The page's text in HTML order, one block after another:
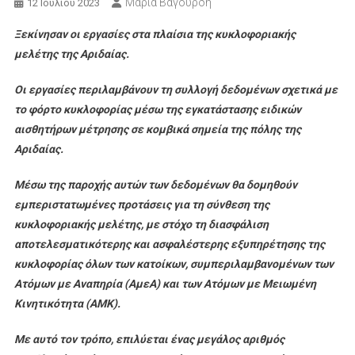
12 Ιουλίου 2023
Ξεκίνησαν οι εργασίες στα πλαίσια της κυκλοφοριακής
μελέτης της Αριδαίας.
Οι εργασίες περιλαμβάνουν τη συλλογή δεδομένων σχετικά με
το φόρτο κυκλοφορίας μέσω της εγκατάστασης ειδικών
αισθητήρων μέτρησης σε κομβικά σημεία της πόλης της
Αριδαίας.
Μέσω της παροχής αυτών των δεδομένων θα δομηθούν
εμπεριστατωμένες προτάσεις για τη σύνθεση της
κυκλοφοριακής μελέτης, με στόχο τη διασφάλιση
αποτελεσματικότερης και ασφαλέστερης εξυπηρέτησης της
κυκλοφορίας όλων των κατοίκων, συμπεριλαμβανομένων των
Ατόμων με Αναπηρία (ΑμεΑ) και των Ατόμων με Μειωμένη
Κινητικότητα (ΑΜΚ).
Με αυτό τον τρόπο, επιλύεται ένας μεγάλος αριθμός